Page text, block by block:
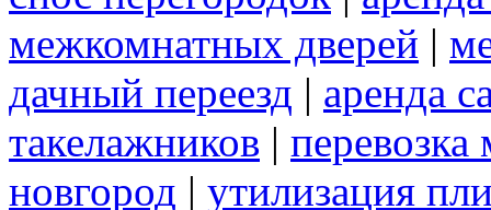
межкомнатных дверей |
дачный переезд | аренда
такелажников |
новгород | утилизация